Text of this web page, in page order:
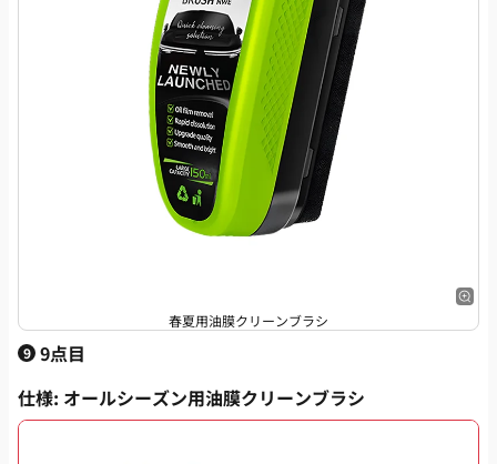
春夏用油膜クリーンブラシ
9 9点目
仕様: オールシーズン用油膜クリーンブラシ